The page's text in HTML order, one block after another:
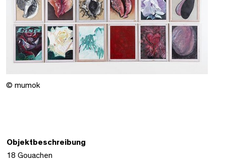
© mumok
Objektbeschreibung
18 Gouachen